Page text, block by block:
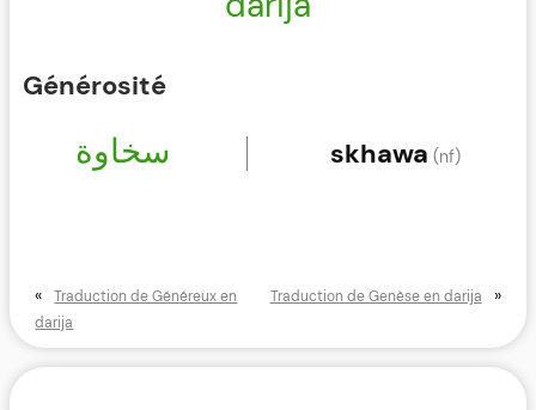
Générosité
سخاوة skhawa (nf)
«
Traduction de Généreux en
darija
Traduction de Genèse en darija »